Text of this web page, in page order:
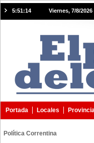
5:51:15 Viernes, 7/8/
Portada Locales
Política Correntina